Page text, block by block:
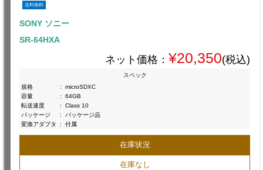
送料無料
SONY ソニー
SR-64HXA
ネット価格： ¥20,350(税込)
スペック
規格
:
microSDXC
容量
:
64GB
転送速度
:
Class 10
パッケージ
:
パッケージ品
変換アダプタ
: 付属
在庫状況
在庫なし